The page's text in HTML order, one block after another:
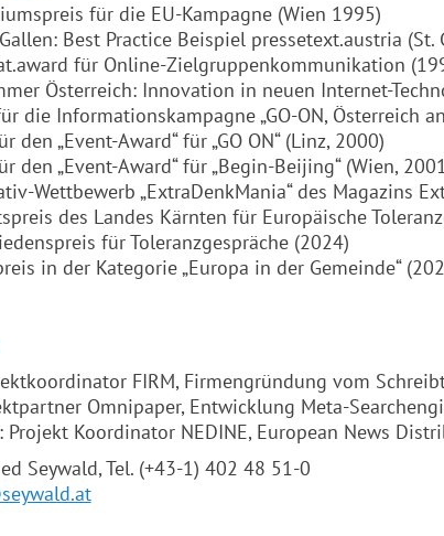
für die EU-Kampagne (Wien 1995)
Best Practice Beispiel pressetext.austria (St.
für Online-Zielgruppenkommunikation
Österreich: Innovation in neuen Internet-
die Informationskampagne „GO-ON, Österreich
den „Event-Award“ für „GO ON“ (Linz, 2000)
den „Event-Award“ für „Begin-Beijing“ (Wien,
Wettbewerb „ExtraDenkMania“ des Magazins
des Landes Kärnten für Europäische
für Toleranzgespräche (2024)
in der Kategorie „Europa in der Gemeinde“
FIRM, Firmengründung vom
Omnipaper, Entwicklung Meta-
Projekt Koordinator NEDINE, European News
Seywald, Tel. (+43-1) 402 48 51-0